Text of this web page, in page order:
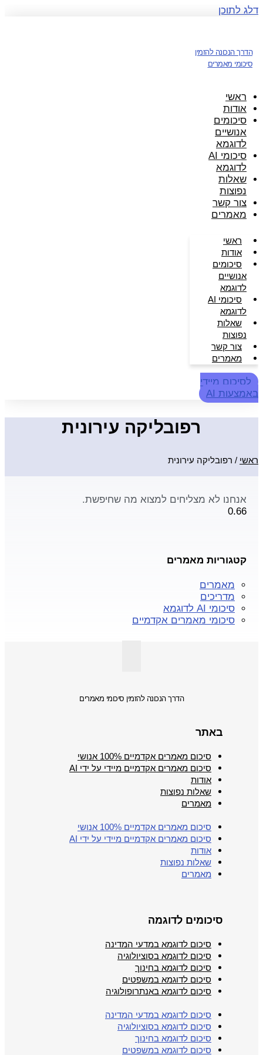
דלג לתוכן
הדרך הנכונה להזמין
סיכומי מאמרים
ראשי
אודות
סיכומים
אנושיים
לדוגמא
סיכומי AI
לדוגמא
שאלות
נפוצות
צור קשר
מאמרים
ראשי
אודות
סיכומים
אנושיים
לדוגמא
סיכומי AI
לדוגמא
שאלות
נפוצות
צור קשר
מאמרים
לסיכום מיידי
באמצעות AI
רפובליקה עירונית
ראשי / רפובליקה עירונית
אנחנו לא מצליחים למצוא מה שחיפשת.
קטגוריות מאמרים
מאמרים
מדריכים
סיכומי AI לדוגמא
סיכומי מאמרים אקדמיים
הדרך הנכונה להזמין סיכומי מאמרים
באתר
סיכום מאמרים אקדמיים 100% אנושי
סיכום מאמרים אקדמיים מיידי על ידי AI
אודות
שאלות נפוצות
מאמרים
סיכום מאמרים אקדמיים 100% אנושי
סיכום מאמרים אקדמיים מיידי על ידי AI
אודות
שאלות נפוצות
מאמרים
סיכומים לדוגמה
סיכום לדוגמא במדעי המדינה
סיכום לדוגמא בסוציולוגיה
סיכום לדוגמא בחינוך
סיכום לדוגמא במשפטים
סיכום לדוגמא באנתרופולוגיה
סיכום לדוגמא במדעי המדינה
סיכום לדוגמא בסוציולוגיה
סיכום לדוגמא בחינוך
סיכום לדוגמא במשפטים